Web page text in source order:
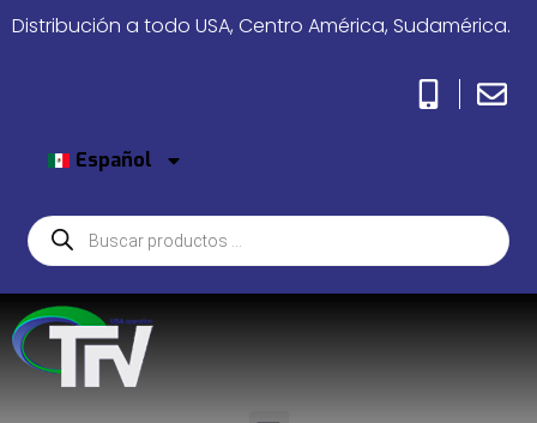
Distribución a todo USA, Centro América, Sudamérica.
Español